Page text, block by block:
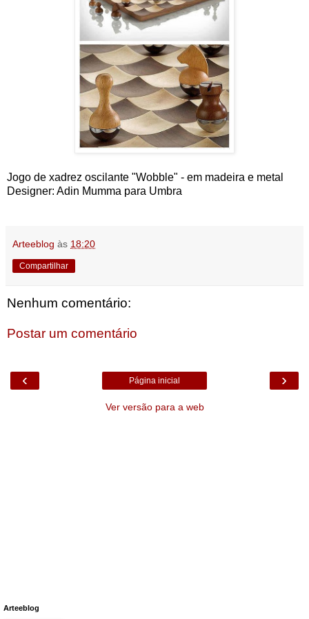
Jogo de xadrez oscilante "Wobble" - em madeira e metal
Designer: Adin Mumma para Umbra
Arteeblog às 18:20
Compartilhar
Nenhum comentário:
Postar um comentário
‹ ›
Página inicial
Ver versão para a web
Arteeblog